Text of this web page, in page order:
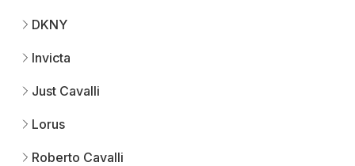
DKNY
Invicta
Just Cavalli
Lorus
Roberto Cavalli